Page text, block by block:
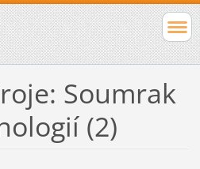
Soumrak
(2)